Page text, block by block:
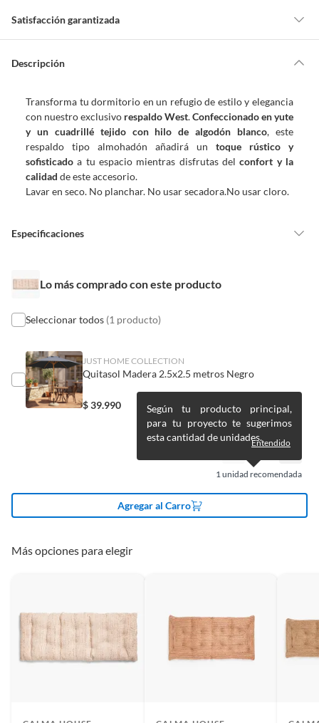
Satisfacción garantizada
de la compra.
comprado por internet y que hay ciertas categorías que no tienen este
derecho:
Productos que, por su naturaleza, no puedan ser devueltos,
puedan deteriorarse o caducar con rapidez.
Confeccionados a la medida.
De uso personal.
entregamos.
electrónica, por ejemplo, cupones de experiencia o programas
para el computador.
Productos a pedido o confeccionados a medida.
Productos que han sido informados como imperfectos, usados,
con alguna deficiencia, que sean comprados en esa condición a
un precio reducido.
Alimentos, bebidas, medicamentos, suplementos alimenticios,
vitaminas, entre otros análogos.
Pinturas de un color a solicitud.
Descripción
Transforma tu dormitorio en un refugio de estilo y elegancia
con nuestro exclusivo respaldo West.Confeccionado en yute
y un cuadrillé tejido con hilo de algodón blanco, este
respaldo tipo almohadón añadirá un toque rústico y
sofisticado a tu espacio mientras disfrutas delconfort y la
calidad de este accesorio.
Lavar en seco. No planchar. No usar secadora.No usar cloro.
Especificaciones
Condicion del
Nuevo
Modelo West
5 cm
Lo más comprado con este producto
Seleccionar todos (1 producto)
JUST HOME COLLECTION
Quitasol Madera 2.5x2.5 metros Negro
$39.990
1unidad recomendada
Según tu producto principal,
para tu proyecto te sugerimos
esta cantidad de unidades.Entendido
Agregar al Carro
Más opciones para elegir